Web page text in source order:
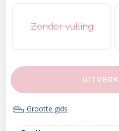
Zonder vulling
Grootte gids